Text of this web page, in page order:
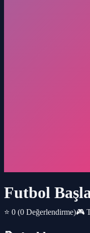
Futbol
⭐ 0 (0 Değerlendirme)🎮